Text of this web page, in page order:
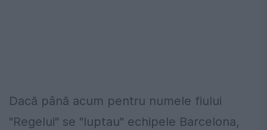
Dacă până acum pentru numele fiului
"Regelui" se "luptau" echipele Barcelona,